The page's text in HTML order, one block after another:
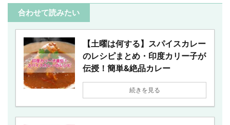
合わせて読みたい
【土曜は何する】スパイスカレー
のレシピまとめ・印度カリー子が
伝授！簡単&絶品カレー
続きを見る